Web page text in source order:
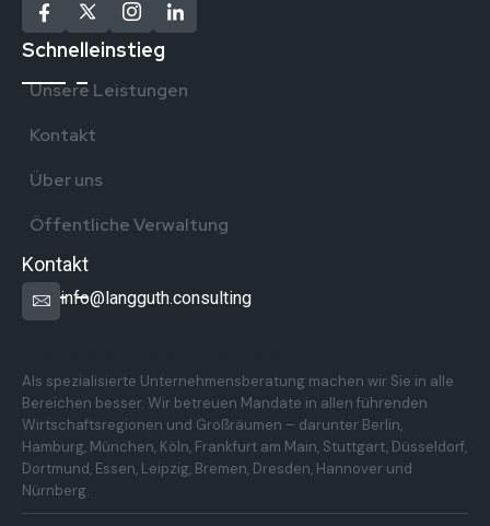
Schnelleinstieg
Unsere Leistungen
Kontakt
Über uns
Öffentliche Verwaltung
Kontakt
info@langguth.consulting
Als spezialisierte Unternehmensberatung machen wir Sie in alle
Bereichen besser. Wir betreuen Mandate in allen führenden
Wirtschaftsregionen und Großräumen – darunter Berlin,
Hamburg, München, Köln, Frankfurt am Main, Stuttgart, Düsseldorf,
Dortmund, Essen, Leipzig, Bremen, Dresden, Hannover und
Nürnberg.